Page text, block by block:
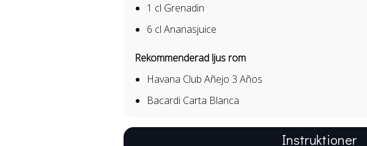
1 cl Grenadin
6 cl Ananasjuice
Rekommenderad ljus rom
Havana Club Añejo 3 Años
Bacardi Carta Blanca
Instruktioner